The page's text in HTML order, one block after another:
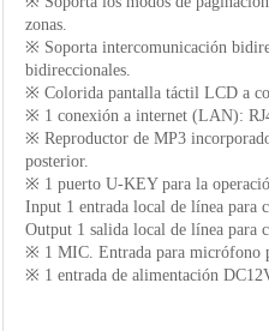
zonas.
※ Soporta intercomunicación
bidireccionales.
※ Colorida pantalla táctil LCD a
※ 1 conexión a internet (LAN):
※ Reproductor de MP3
posterior.
※ 1 puerto U-KEY para la
Input 1 entrada local de línea para
Output 1 salida local de línea para
※ 1 MIC. Entrada para micrófono
※ 1 entrada de alimentación